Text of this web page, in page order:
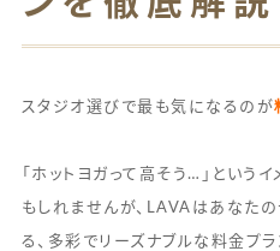
スタジオ選びで最も気になるのが
「ホットヨガって高そう…」という
もしれませんが、LAVAはあなた
る、多彩でリーズナブルな料金プラ